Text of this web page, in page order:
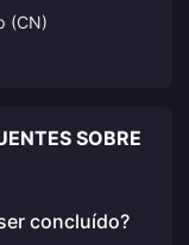
(CN)
SOBRE
concluído?